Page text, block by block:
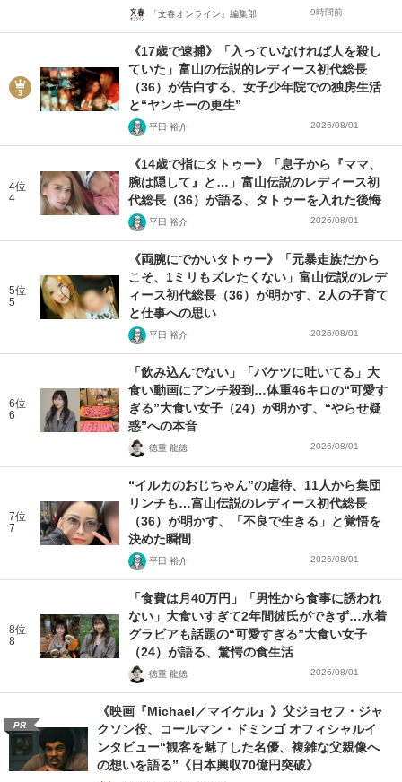
「文春オンライン」編集部 9時間前
《17歳で逮捕》「入っていなければ人を殺し
ていた」富山の伝説的レディース初代総長
（36）が告白する、女子少年院での独房生活
と“ヤンキーの更生”
平田 裕介 2026/08/01
4位
4
《14歳で指にタトゥー》「息子から『ママ、
腕は隠して』と…」富山伝説のレディース初
代総長（36）が語る、タトゥーを入れた後悔
平田 裕介 2026/08/01
5位
5
《両腕にでかいタトゥー》「元暴走族だから
こそ、1ミリもズレたくない」富山伝説のレデ
ィース初代総長（36）が明かす、2人の子育て
と仕事への思い
平田 裕介 2026/08/01
6位
6
「飲み込んでない」「バケツに吐いてる」大
食い動画にアンチ殺到…体重46キロの“可愛す
ぎる”大食い女子（24）が明かす、“やらせ疑
惑”への本音
徳重 龍徳 2026/08/01
7位
7
“イルカのおじちゃん”の虐待、11人から集団
リンチも…富山伝説のレディース初代総長
（36）が明かす、「不良で生きる」と覚悟を
決めた瞬間
平田 裕介 2026/08/01
8位
8
「食費は月40万円」「男性から食事に誘われ
ない」大食いすぎて2年間彼氏ができず…水着
グラビアも話題の“可愛すぎる”大食い女子
（24）が語る、驚愕の食生活
徳重 龍徳 2026/08/01
PR
《映画『Michael／マイケル』》父ジョセフ・ジャ
クソン役、コールマン・ドミンゴ オフィシャルイ
ンタビュー“観客を魅了した名優、複雑な父親像へ
の想いを語る”《日本興収70億円突破》